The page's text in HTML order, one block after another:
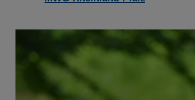
EXTERNE MEDIEN
Seitenspezifische Erfassung von
durch Drittanbieter, bspw. über
externer Videos, Standortdaten